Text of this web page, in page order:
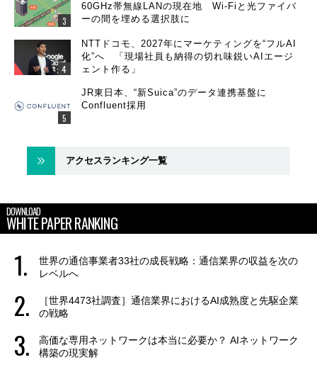
60GHz帯無線LANの現在地 Wi-Fiと光ファイバ
ーの間を埋める選択肢に
NTTドコモ、2027年にマーケティングを“フルAI
化”へ 「現場社員も納得の切れ味鋭いAIエージ
ェント作る」
JR東日本、“新Suica”のデータ連携基盤に
Confluent採用
アクセスランキング一覧
DOWNLOAD
WHITE PAPER RANKING
世界の通信事業者33社の成長戦略：通信業界の収益を次の
レベルへ
［世界4473社調査］通信業界におけるAI成熟度と先駆企業
の戦略
高価な専用ネットワークは本当に必要か？ AIネットワーク
構築の現実解